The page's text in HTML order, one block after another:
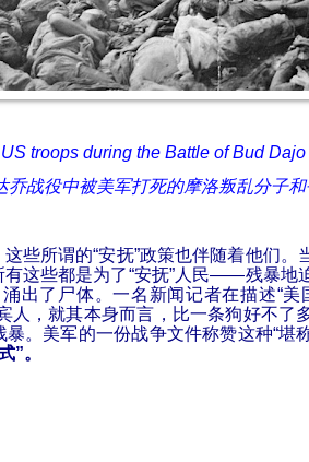
troops during the Battle of Bud
乔战役中被美军打死的摩洛叛乱分子和
这些所谓的“安抚”政策也伴随着他们。
这些都是为了“安抚”人民——残暴地
出了 尸体。一名新闻记者在描述“美
，就其本身而言，比一条狗好不了
。美军的一份战争文件称赞这种“堪
”。